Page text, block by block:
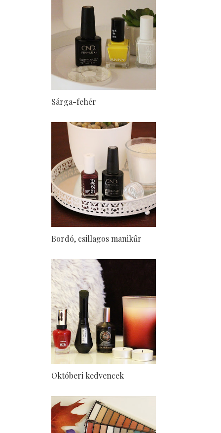
Sárga-fehér
Bordó, csillagos manikűr
Októberi kedvencek